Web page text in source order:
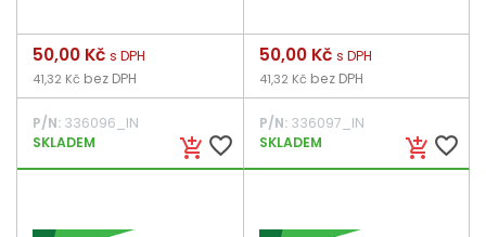
add_shopping_cart favorite_border
Cena
50,00 Kč s DPH
41,32 Kč bez DPH
P/N: 336096_IN
SKLADEM
add_shopping_cart favorite_border
Cena
50,00 Kč s DPH
41,32 Kč bez DPH
P/N:336097_IN
SKLADEM